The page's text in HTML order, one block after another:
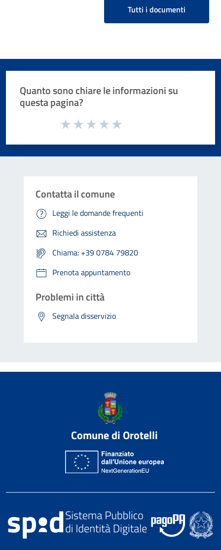
Tutti i documenti
Quanto sono chiare le informazioni su
questa pagina?
Valuta da 1 a 5 stelle la pagina
Contatta il comune
Leggi le domande frequenti
Richiedi assistenza
Chiama: +39 0784 79820
Prenota appuntamento
Problemi in città
Segnala disservizio
Comune di Orotelli